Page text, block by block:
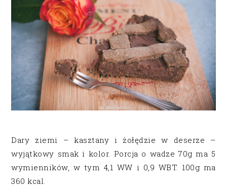
Dary ziemi – kasztany i żołędzie w deserze –
wyjątkowy smak i kolor. Porcja o wadze 70g ma 5
wymienników, w tym 4,1 WW i 0,9 WBT. 100g ma
360 kcal.